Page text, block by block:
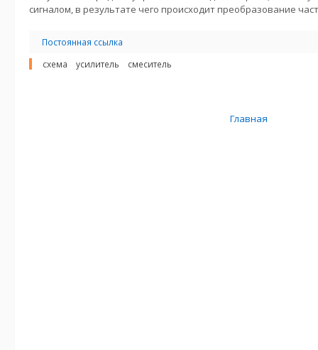
сигналом, в результате чего происходит преобразование
Постоянная ссылка
схема
усилитель смеситель
Главная